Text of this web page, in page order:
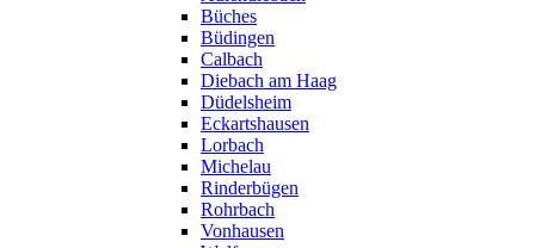
Büches
Büdingen
Calbach
Diebach am Haag
Düdelsheim
Eckartshausen
Lorbach
Michelau
Rinderbügen
Rohrbach
Vonhausen